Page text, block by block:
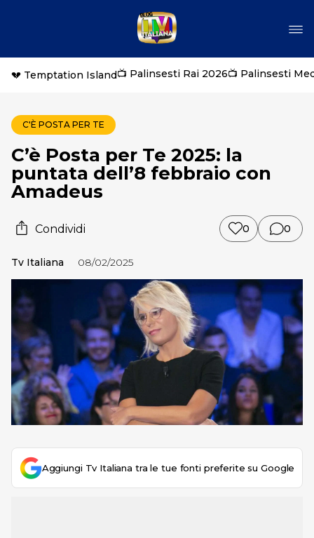
💔 Temptation Island📺 Palinsesti Rai 2026📺 Palinsesti
C'È POSTA PER TE
C’è Posta per Te 2025: la
puntata dell’8 febbraio con
Amadeus
Condividi 0 0
Tv Italiana 08/02/2025
Aggiungi Tv Italiana tra le tue fonti preferite su Google